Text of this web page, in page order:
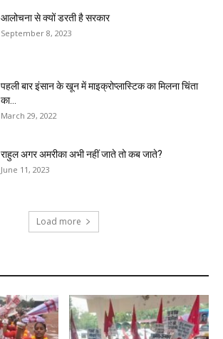
आलोचना से क्यों डरती है सरकार
September 8, 2023
पहली बार इंसान के खून में माइक्रोप्लास्टिक का मिलना चिंता
का...
March 29, 2022
राहुल अगर अमरीका अभी नहीं जाते तो कब जाते?
June 11, 2023
Load more